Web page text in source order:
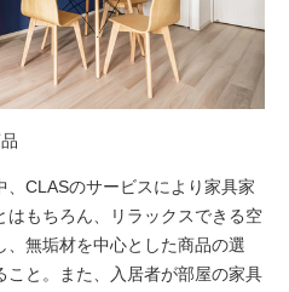
、CLASのサービスにより家具家
はもちろん、リラックスできる空
、無垢材を中心とした商品の選
こと。また、入居者が部屋の家具